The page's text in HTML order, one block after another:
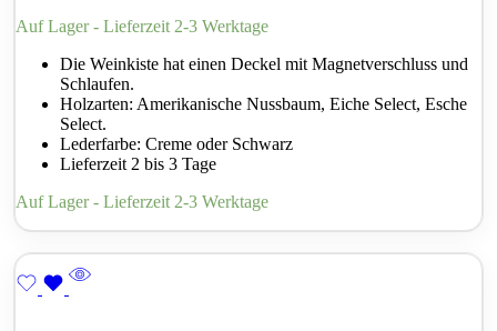
Auf Lager - Lieferzeit 2-3 Werktage
Die Weinkiste hat einen Deckel mit Magnetverschluss und
Schlaufen.
Holzarten: Amerikanische Nussbaum, Eiche Select, Esche
Select.
Lederfarbe: Creme oder Schwarz
Lieferzeit 2 bis 3 Tage
Auf Lager - Lieferzeit 2-3 Werktage